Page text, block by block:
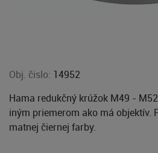
Obj. čislo: 14952
Hama redukčný krúžok M49 -
iným priemerom ako má objektív.
matnej čiernej farby.